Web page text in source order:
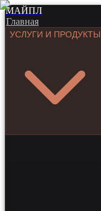
МАЙПЛ
Главная
УСЛУГИ И ПРОДУКТЫ